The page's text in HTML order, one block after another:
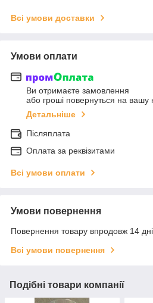
Всі умови доставки
Умови оплати
Ви отримаєте замовлення
або гроші повернуться на вашу
Детальніше
Післяплата
Оплата за реквізитами
Всі умови оплати
Умови повернення
Повернення товару впродовж 14
Всі умови повернення
Подібні товари компанії